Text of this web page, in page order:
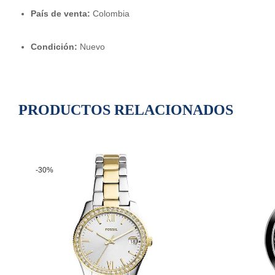
País de venta: Colombia
Condición: Nuevo
PRODUCTOS RELACIONADOS
-30%